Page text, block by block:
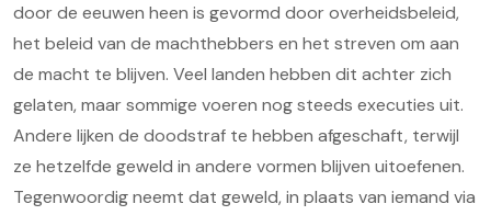
door de eeuwen heen is gevormd door overheidsbeleid,
het beleid van de machthebbers en het streven om aan
de macht te blijven. Veel landen hebben dit achter zich
gelaten, maar sommige voeren nog steeds executies uit.
Andere lijken de doodstraf te hebben afgeschaft, terwijl
ze hetzelfde geweld in andere vormen blijven uitoefenen.
Tegenwoordig neemt dat geweld, in plaats van iemand via